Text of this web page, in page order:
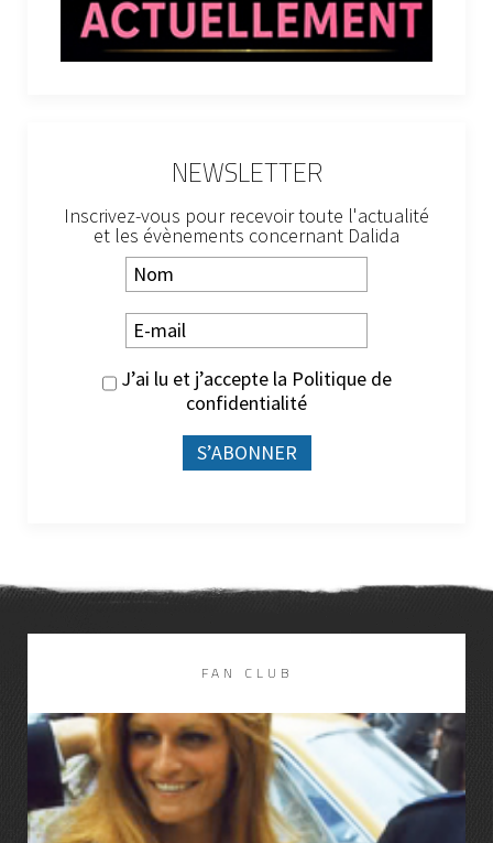
NEWSLETTER
Inscrivez-vous pour recevoir toute l'actualité
et les évènements concernant Dalida
J’ai lu et j’accepte la Politique de
confidentialité
FAN CLUB